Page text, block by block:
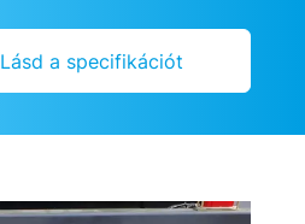
Lásd a specifikációt